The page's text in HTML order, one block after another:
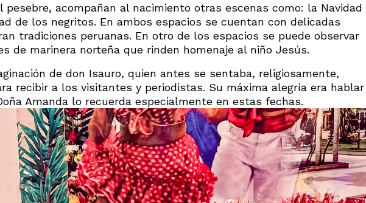
pesebre, acompañan al nacimiento otras escenas como: la Navidad
de los negritos. En ambos espacios se cuentan con delicadas
tradiciones peruanas. En otro de los espacios se puede observar
de marinera norteña que rinden homenaje al niño Jesús.
de don Isauro, quien antes se sentaba, religiosamente,
recibir a los visitantes y periodistas. Su máxima alegría era hablar
Amanda lo recuerda especialmente en estas fechas.